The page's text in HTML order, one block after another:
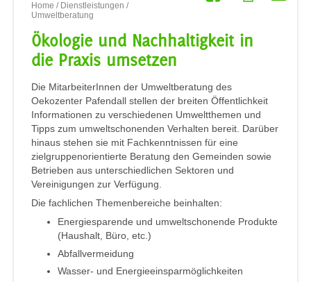
Home / Dienstleistungen /
Umweltberatung
Ökologie und Nachhaltigkeit in
die Praxis umsetzen
Die MitarbeiterInnen der Umweltberatung des
Oekozenter Pafendall stellen der breiten Öffentlichkeit
Informationen zu verschiedenen Umweltthemen und
Tipps zum umweltschonenden Verhalten bereit. Darüber
hinaus stehen sie mit Fachkenntnissen für eine
zielgruppenorientierte Beratung den Gemeinden sowie
Betrieben aus unterschiedlichen Sektoren und
Vereinigungen zur Verfügung.
Die fachlichen Themenbereiche beinhalten:
Energiesparende und umweltschonende Produkte
(Haushalt, Büro, etc.)
Abfallvermeidung
Wasser- und Energieeinsparmöglichkeiten